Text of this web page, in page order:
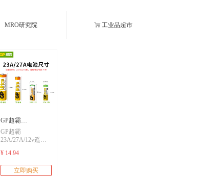
MRO研究院 ꁈ 工业品超市
GP超霸
23A/27A/12v遥控
器电池卷帘门铃门
禁led吸顶灯风扇灯
GP超霸
23A/27A/12v遥控
禁led吸顶灯风扇灯
吊扇灯车库卷闸门
遥控器引闪器高伏
¥ 14.94
立即购买